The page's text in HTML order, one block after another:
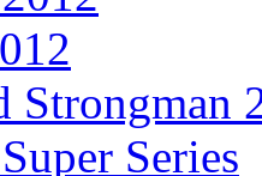
Strongman
Series